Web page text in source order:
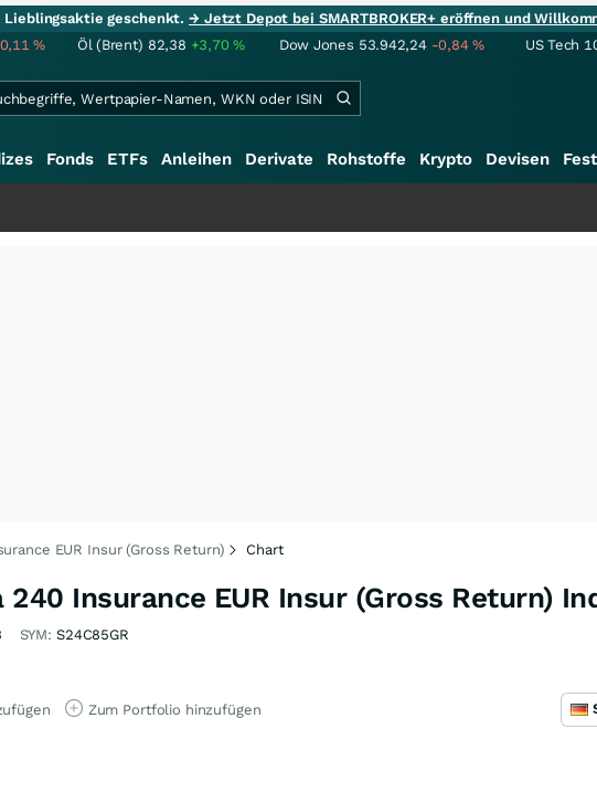
Lieblingsaktie geschenkt.→ Jetzt Depot bei SMARTBROKER+ eröffnen und
% Öl (Brent) 82,38 +3,70% Dow Jones 53.942,24 -0,84% US Tech
Fonds ETFs Anleihen Derivate Rohstoffe Krypto Devisen
EUR Insur (Gross Return) Chart
240 Insurance EUR Insur (Gross Return)
SYM: S24C85GR
Zum Portfolio hinzufügen